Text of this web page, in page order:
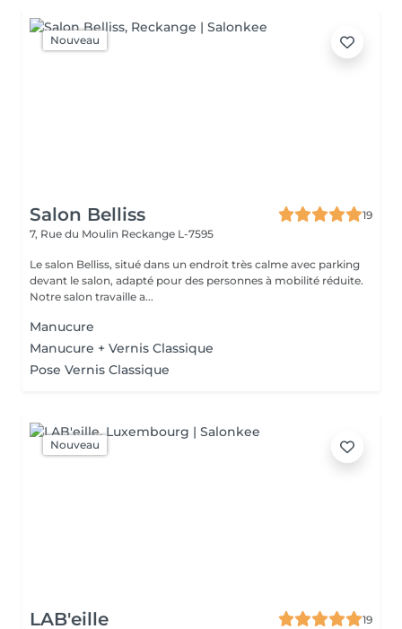
Nouveau
Salon Belliss
19
7, Rue du Moulin Reckange L-7595
Le salon Belliss, situé dans un endroit très calme avec parking
devant le salon, adapté pour des personnes à mobilité réduite.
Notre salon travaille a...
Manucure
Manucure + Vernis Classique
Pose Vernis Classique
Nouveau
LAB'eille
19